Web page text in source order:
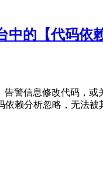
的【代码依
警信息修改代码，
赖分析忽略，无法